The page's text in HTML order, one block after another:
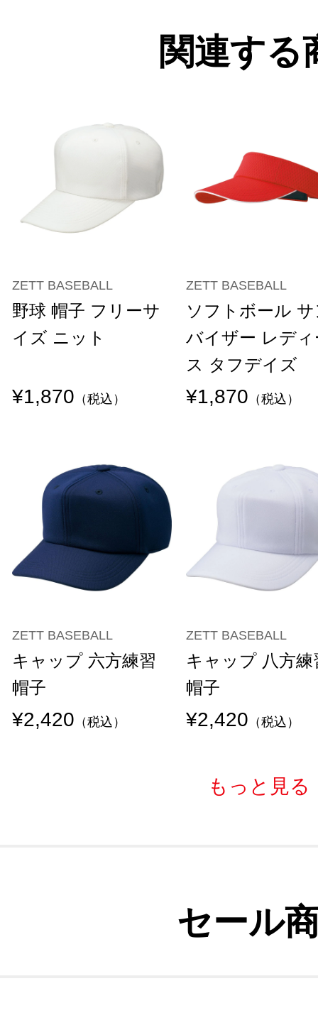
関連する
ZETT BASEBALL
野球 帽子 フリーサ
イズ ニット
¥1,870 （税込）
ZETT BASEBALL
ソフトボール
バイザー レディ
ス タフデイズ
¥1,870 （税込）
ZETT BASEBALL
キャップ 六方練習
帽子
¥2,420 （税込）
ZETT BASEBALL
キャップ 八方練
帽子
¥2,420 （税込）
もっと見る
セール